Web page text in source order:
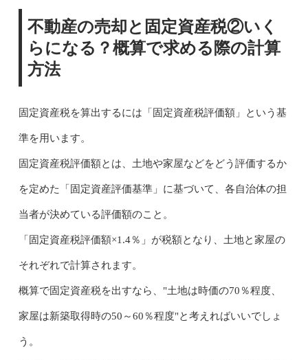
不動産の売却と固定資産税②いく
らになる？概算で求める際の計算
方法
固定資産税を算出するには「固定資産税評価額」という基
準を用います。
固定資産税評価額とは、土地や家屋などをどう評価するか
を定めた「固定資産評価基準」に基づいて、各自治体の担
当者が決めている評価額のこと。
「固定資産税評価額×1.4％」が税額となり、土地と家屋の
それぞれで計算されます。
概算で固定資産税を出すなら、"土地は時価の70％程度、
家屋は新築取得時の50～60％程度"と考えればいいでしょ
う。